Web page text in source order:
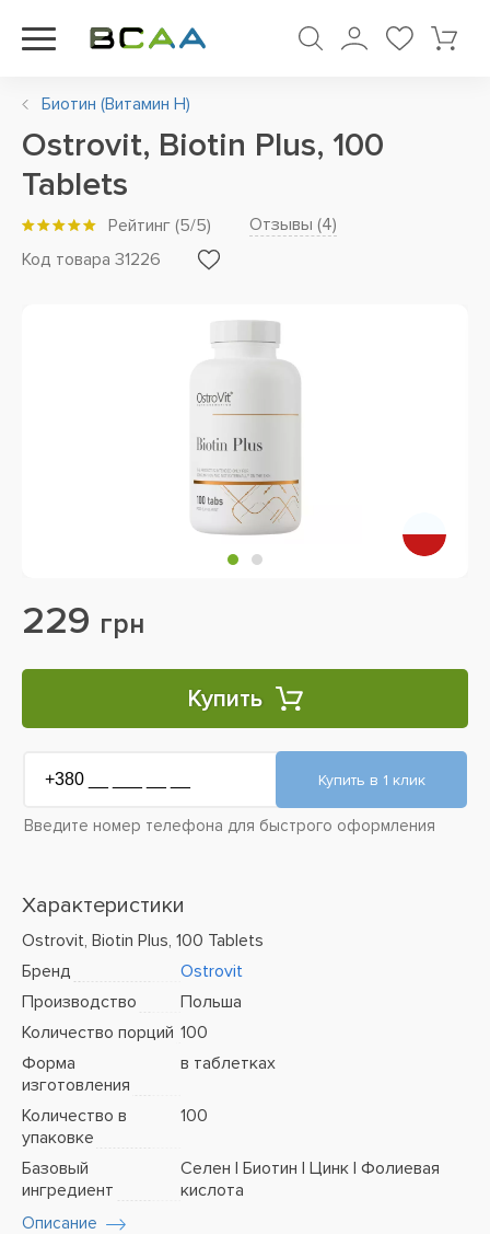
Биотин (Витамин Н)
Ostrovit, Biotin Plus, 100
Tablets
Рейтинг (5/5) Отзывы (4)
Код товара 31226
229 грн
Купить
Введите номер телефона для быстрого оформления
Характеристики
Ostrovit, Biotin Plus, 100 Tablets
Бренд
Ostrovit
Производство
Польша
Количество порций 100
Форма
изготовления
в таблетках
Количество в
упаковке
100
Базовый
ингредиент
Селен | Биотин | Цинк | Фолиевая
кислота
Описание